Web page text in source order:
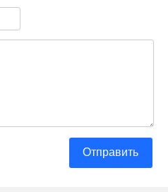
Отправить